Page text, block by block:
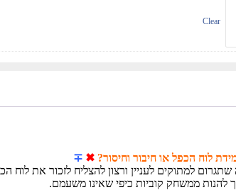
Clear
לוח הכפל או חיבור וחיסור? ✖
∓
למתוקים לעניין ורצון להצליח לזכור את
ממשחק קוביות כיפי שאינו משעמם.